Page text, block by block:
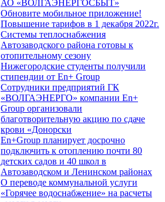
АО «ВОЛГАЭНЕРГОСБЫТ»
Обновите мобильное приложение!
Повышение тарифов в 1 декабря 2022г.
Системы теплоснабжения
Автозаводского района готовы к
отопительному сезону
Нижегородские студенты получили
стипендии от En+ Group
Сотрудники предприятий ГК
«ВОЛГАЭНЕРГО» компании En+
Group организовали
благотворительную акцию по сдаче
крови «Донорски
En+Group планирует досрочно
подключить к отоплению почти 80
детских садов и 40 школ в
Автозаводском и Ленинском районах
О переводе коммунальной услуги
«Горячее водоснабжение» на расчеты